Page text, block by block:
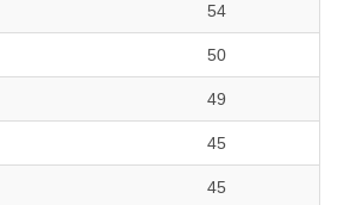
54
50
49
45
45